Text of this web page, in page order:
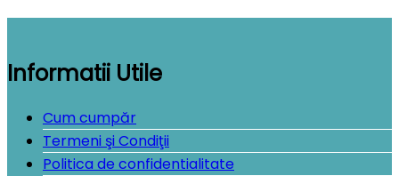
Informatii Utile
Cum cumpăr
Termeni şi Condiţii
Politica de confidentialitate